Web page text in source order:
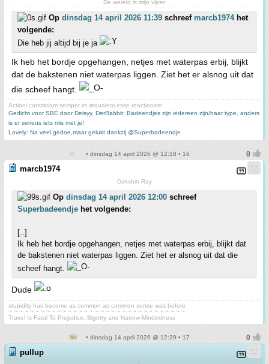
De wereld is mijn vijver
Op dinsdag 14 april 2026 11:39 schreef marcb1974het
volgende:
Die heb jij altijd bij je ja
Ik heb het bordje opgehangen, netjes met waterpas erbij, blijkt
dat de bakstenen niet waterpas liggen. Ziet het er alsnog uit dat
die scheef hangt.
Actioni contrariam semper et æqualem esse reactionem
Gedicht voor SBE door Deisyy, DerRabbit: Badeendjes zijn iedereen zijn/haar type, anders
is er serieus iets mis met je!
Lovely: Na veel gedoe,maar gelukt dankzij @Superbadeendje
• dinsdag 14 april 2026 @ 12:18 • 16
marcb1974
Dakshin Ray
Op dinsdag 14 april 2026 12:00 schreef
Superbadeendje het volgende:
[..]
Ik heb het bordje opgehangen, netjes met waterpas erbij, blijkt dat
de bakstenen niet waterpas liggen. Ziet het er alsnog uit dat die
scheef hangt.
Dude
stupidity has become as common as common sense was before
~ ~ ~ ~ ~ ~ ~ ~ ~ ~ ~ ~ ~ ~ ~ ~ ~ ~ ~ ~ ~ ~ ~ ~ ~ ~ ~ ~ ~ ~ ~ ~ ~
Travel Is Fatal To Prejudice, Bigotry and Narrow-Mindedness
• dinsdag 14 april 2026 @ 12:39 • 17
pullup